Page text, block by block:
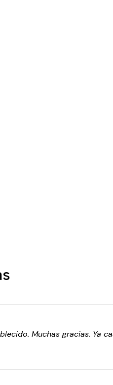
Muchas gracias. Ya